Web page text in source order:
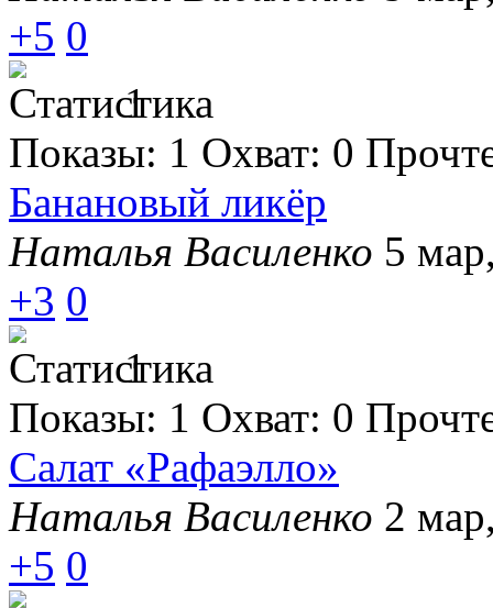
+5 0
1
Показы: 1 Охват: 0
Банановый ликёр
Наталья Василенко 5
+3 0
1
Показы: 1 Охват: 0
Салат «Рафаэлло»
Наталья Василенко 2
+5 0